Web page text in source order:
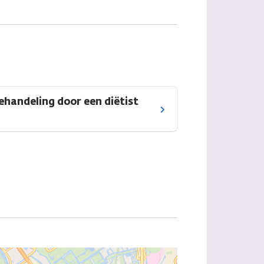
door een diëtist